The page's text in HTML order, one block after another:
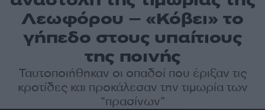
Λεωφόρου – «Κόβει» το
γήπεδο στους υπαίτιους
της ποινής
Ταυτοποιήθηκαν οι οπαδοί που έριξαν τις
κροτίδες και προκάλεσαν την τιμωρία των
“πρασίνων”